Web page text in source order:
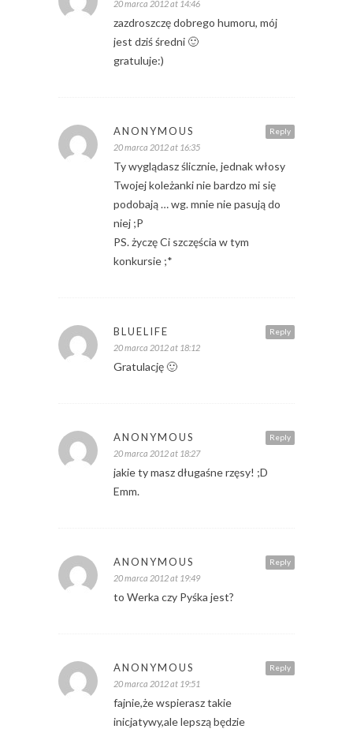
20 marca 2012 at 14:46
zazdroszczę dobrego humoru, mój
jest dziś średni 🙂
gratuluje:)
Reply
ANONYMOUS
20 marca 2012 at 16:35
Ty wyglądasz ślicznie, jednak włosy
Twojej koleżanki nie bardzo mi się
podobają … wg. mnie nie pasują do
niej ;P
PS. życzę Ci szczęścia w tym
konkursie ;*
Reply
BLUELIFE
20 marca 2012 at 18:12
Gratulację 🙂
Reply
ANONYMOUS
20 marca 2012 at 18:27
jakie ty masz długaśne rzęsy! ;D
Emm.
Reply
ANONYMOUS
20 marca 2012 at 19:49
to Werka czy Pyśka jest?
Reply
ANONYMOUS
20 marca 2012 at 19:51
fajnie,że wspierasz takie
inicjatywy,ale lepszą będzie